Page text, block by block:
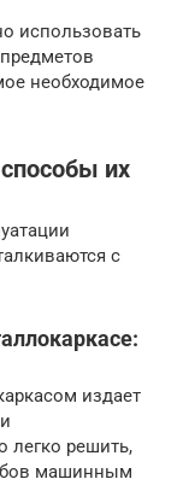
использовать
необходимое
их
с
издает
легко решить,
машинным